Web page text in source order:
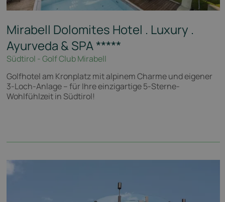
Mirabell Dolomites Hotel . Luxury .
Ayurveda & SPA*****
Südtirol - Golf Club Mirabell
Golfhotel am Kronplatz mit alpinem Charme und eigener
3-Loch-Anlage – für Ihre einzigartige 5-Sterne-
Wohlfühlzeit in Südtirol!